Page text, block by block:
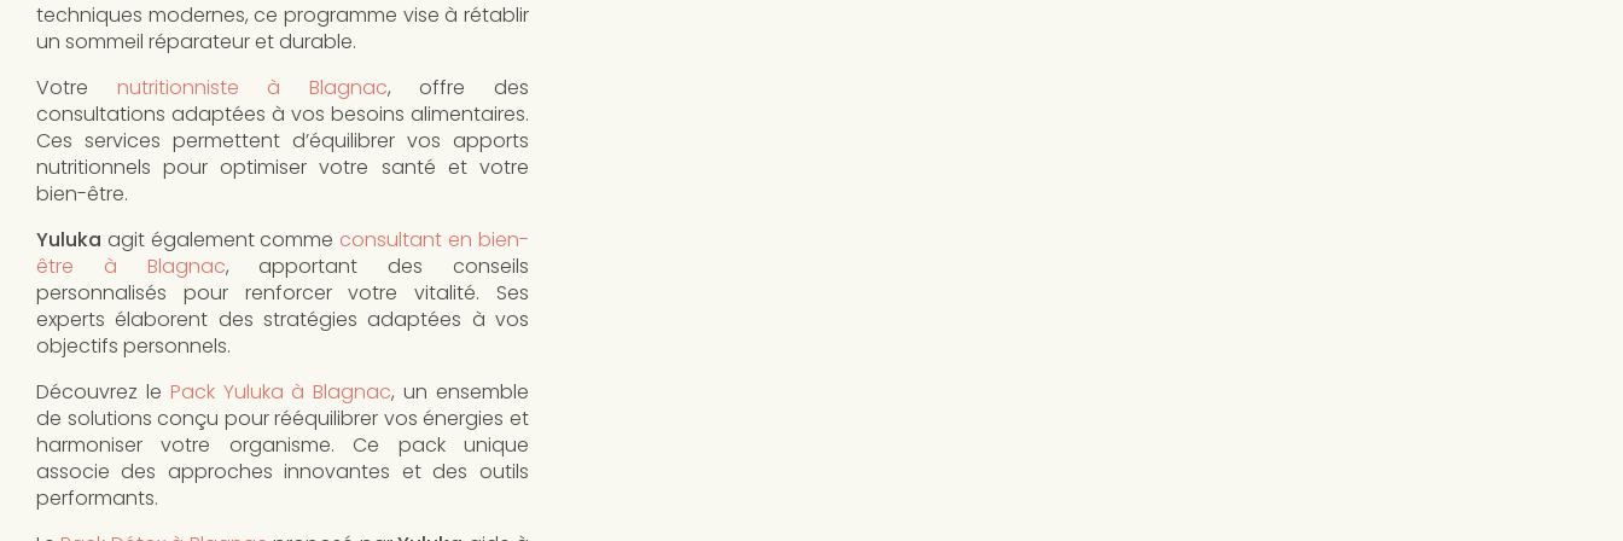
techniques modernes, ce programme vise à rétablir
un sommeil réparateur et durable.
Votre nutritionniste à Blagnac, offre des
consultations adaptées à vos besoins alimentaires.
Ces services permettent d’équilibrer vos apports
nutritionnels pour optimiser votre santé et votre
bien-être.
Yuluka agit également comme consultant en bien-
être à Blagnac, apportant des conseils
personnalisés pour renforcer votre vitalité. Ses
experts élaborent des stratégies adaptées à vos
objectifs personnels.
Découvrez le Pack Yuluka à Blagnac, un ensemble
de solutions conçu pour rééquilibrer vos énergies et
harmoniser votre organisme. Ce pack unique
associe des approches innovantes et des outils
performants.